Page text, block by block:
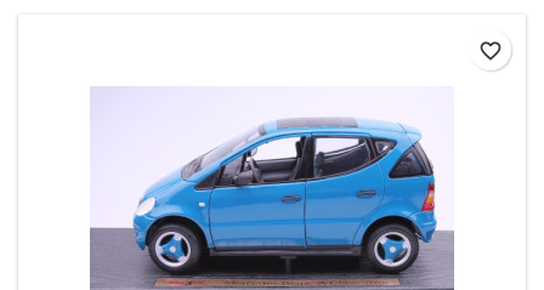
favorite_border